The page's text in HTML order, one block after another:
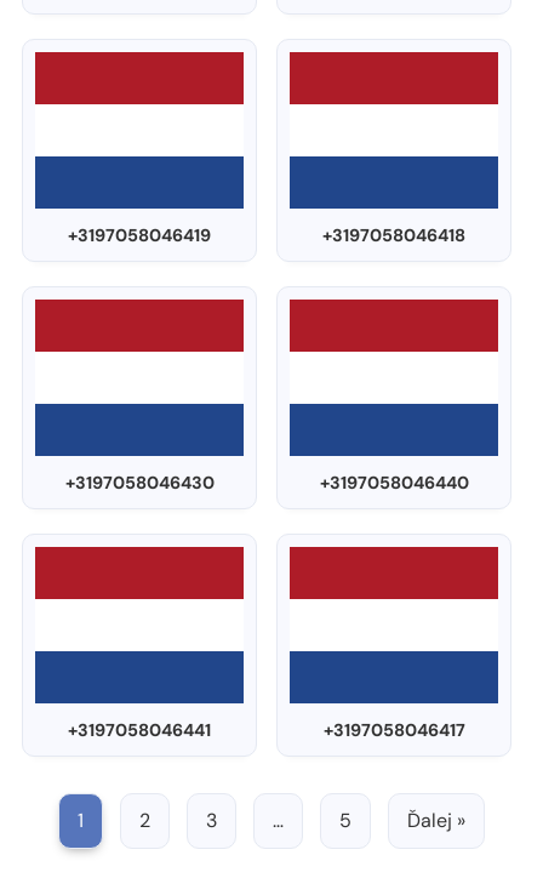
+3197058046419 +3197058046418
+3197058046430 +3197058046440
+3197058046441 +3197058046417
1 2 3 … 5 Ďalej »